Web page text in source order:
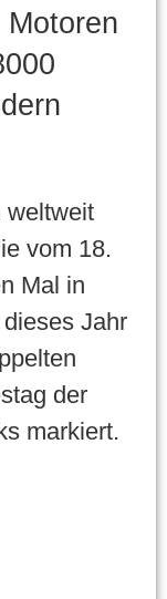
weltweit
vom 18.
Mal in
Jahr
der
markiert.